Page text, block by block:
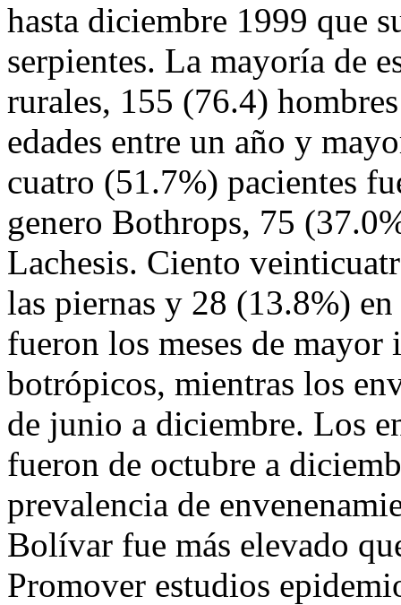
hasta diciembre 1999 que
serpientes. La mayoría de
rurales, 155 (76.4)
edades entre un año y
cuatro (51.7%) pacientes
genero Bothrops, 75
Lachesis. Ciento
las piernas y 28 (13.8%)
fueron los meses de mayor
botrópicos, mientras los
de junio a diciembre. Los
fueron de octubre a
prevalencia de
Bolívar fue más elevado
Promover estudios